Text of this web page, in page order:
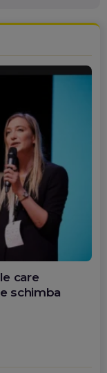
care
schimba